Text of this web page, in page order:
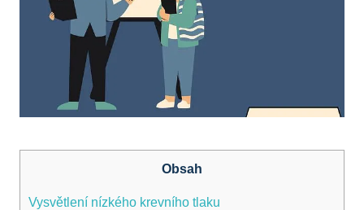
Obsah
Vysvětlení nízkého krevního tlaku